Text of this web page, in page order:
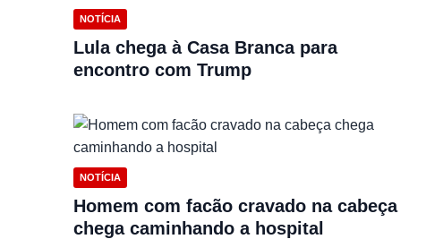
NOTÍCIA
Lula chega à Casa Branca para
encontro com Trump
NOTÍCIA
Homem com facão cravado na cabeça
chega caminhando a hospital